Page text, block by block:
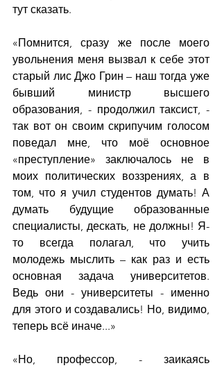
тут сказать.
«Помнится, сразу же после моего
увольнения меня вызвал к себе этот
старый лис Джо Грин – наш тогда уже
бывший министр высшего
образования, - продолжил таксист, -
так вот он своим скрипучим голосом
поведал мне, что моё основное
«преступление» заключалось не в
моих политических воззрениях, а в
том, что я учил студентов думать! А
думать будущие образованные
специалисты, дескать, не должны! Я-
то всегда полагал, что учить
молодежь мыслить – как раз и есть
основная задача университетов.
Ведь они - университеты - именно
для этого и создавались! Но, видимо,
теперь всё иначе...»
«Но, профессор, - заикаясь